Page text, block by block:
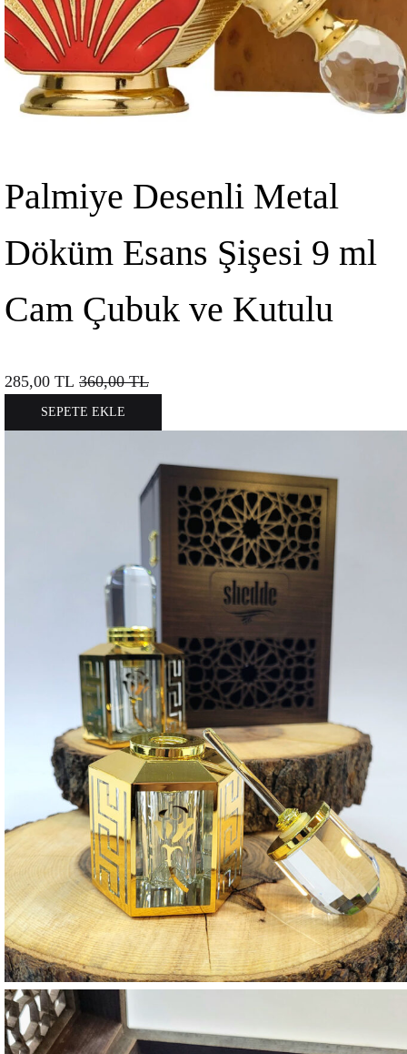
Palmiye Desenli Metal
Döküm Esans Şişesi 9 ml
Cam Çubuk ve Kutulu
285,00 TL 360,00TL
SEPETE EKLE